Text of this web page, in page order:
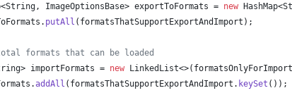
<String, ImageOptionsBase> exportToFormats = new HashMap<
. putAll ( formatsThatSupportExportAndImport );
formats that can be loaded
> importFormats = new LinkedList<>( formatsOnlyForImport
.addAll ( formatsThatSupportExportAndImport . keySet ());